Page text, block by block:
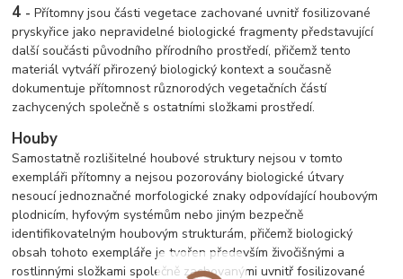
4 - Přítomny jsou části vegetace zachované uvnitř fosilizované
pryskyřice jako nepravidelné biologické fragmenty představující
další součásti původního přírodního prostředí, přičemž tento
materiál vytváří přirozený biologický kontext a současně
dokumentuje přítomnost různorodých vegetačních částí
zachycených společně s ostatními složkami prostředí.
Houby
Samostatně rozlišitelné houbové struktury nejsou v tomto
exempláři přítomny a nejsou pozorovány biologické útvary
nesoucí jednoznačné morfologické znaky odpovídající houbovým
plodnicím, hyfovým systémům nebo jiným bezpečně
identifikovatelným houbovým strukturám, přičemž biologický
obsah tohoto exempláře je tvořen především živočišnými a
rostlinnými složkami společně zachovanými uvnitř fosilizované